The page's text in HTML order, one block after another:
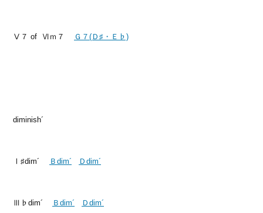
Ⅴ７ of Ⅵｍ７ Ｇ７(Ｄ♯・Ｅ♭)
diminish´
Ⅰ♯dim´ Ｂdim´ Ｄdim´
Ⅲ♭dim´ Ｂdim´ Ｄdim´